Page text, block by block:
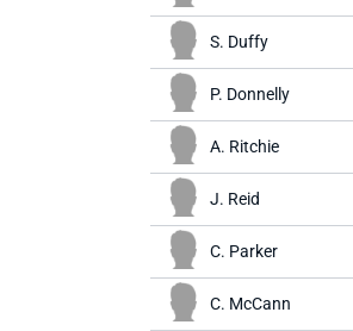
S. Duffy
P. Donnelly
A. Ritchie
J. Reid
C. Parker
C. McCann